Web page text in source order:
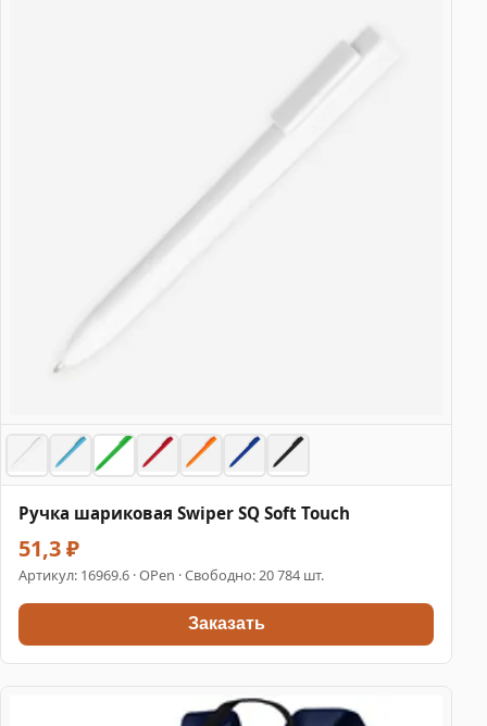
Ручка шариковая Swiper SQ Soft Touch
51,3 ₽
Артикул: 16969.6 · OPen · Свободно: 20 784 шт.
Заказать